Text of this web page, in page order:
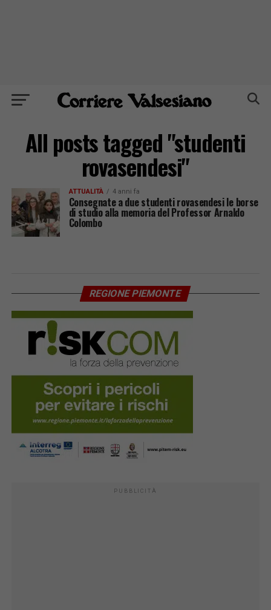
All posts tagged "studenti
rovasendesi"
ATTUALITÀ 4 anni fa
Consegnate a due studenti rovasendesi le borse
di studio alla memoria del Professor Arnaldo
Colombo
REGIONE PIEMONTE
PUBBLICITÀ